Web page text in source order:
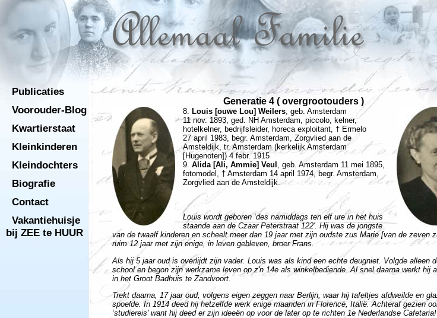
Publicaties
Voorouder-Blog
Kwartierstaat
Kleinkinderen
Kleindochters
Biografie
Contact
Vakantiehuisje
bij ZEE te HUUR
Generatie 4 ( overgrootouders )
8. Louis [ouwe Lou] Weilers, geb. Amsterdam
11 nov. 1893, ged. NH Amsterdam, piccolo, kelner,
hotelkelner, bedrijfsleider, horeca exploitant, † Ermelo
27 april 1983, begr. Amsterdam, Zorgvlied aan de
Amsteldijk, tr. Amsterdam (kerkelijk Amsterdam
[Hugenoten])4 febr. 1915
9.Alida [Ali, Ammie] Veul , geb. Amsterdam 11 mei 1895,
fotomodel, † Amsterdam 14 april 1974, begr. Amsterdam,
Zorgvlied aan de Amsteldijk.
Louis wordt geboren ‘des namiddags ten elf ure in het huis
staande aan de Czaar Peterstraat 122'. Hij was de jongste
van de twaalf kinderen en scheelt meer dan 19 jaar met zijn oudste zus Marie [van de zeven
ruim 12 jaar met zijn enige, in leven gebleven, broer Frans.
Als hij 5 jaar oud is overlijdt zijn vader. Louis was als kind een echte deugniet. Volgde alleen
school en begon zijn werkzame leven op z'n 14e als winkelbediende. Al snel daarna werkt hij
in het Groot Badhuis te Zandvoort.
Trekt daarna, 17 jaar oud, volgens eigen zeggen naar Berlijn, waar hij tafeltjes afdweilde en
spoelde. In 1914 deed hij hetzelfde werk enige maanden in Florence, Italië. Achteraf gezien
‘studiereis' want hij deed er zijn ideeën op voor de later op te richten 1e Nederlandse Cafetaria!